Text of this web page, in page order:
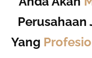
Perusahaan
Yang